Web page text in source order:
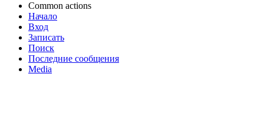
Common actions
Начало
Вход
Записать
Поиск
Последние сообщения
Media